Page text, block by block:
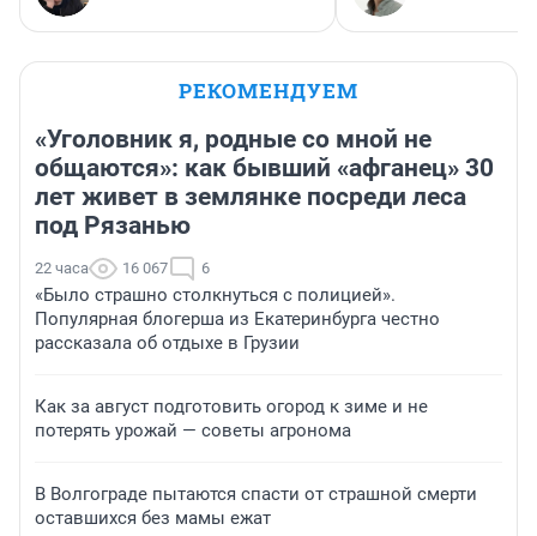
РЕКОМЕНДУЕМ
«Уголовник я, родные со мной не
общаются»: как бывший «афганец» 30
лет живет в землянке посреди леса
под Рязанью
22 часа 16 067 6
«Было страшно столкнуться с полицией».
Популярная блогерша из Екатеринбурга честно
рассказала об отдыхе в Грузии
Как за август подготовить огород к зиме и не
потерять урожай — советы агронома
В Волгограде пытаются спасти от страшной смерти
оставшихся без мамы ежат